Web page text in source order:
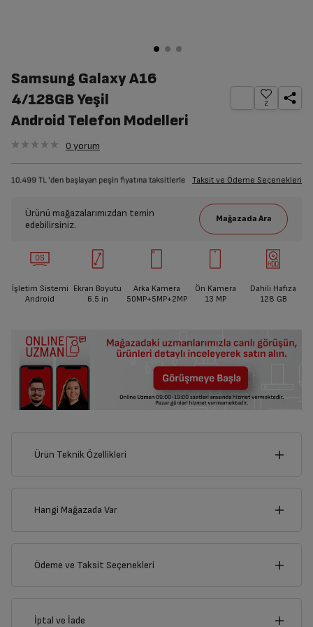
Samsung Galaxy A16
4/128GB Yeşil
Android Telefon Modelleri
2
0 yorum
Taksit ve Ödeme Seçenekleri
Ürünü mağazalarımızdan temin
edebilirsiniz.
İşletim Sistemi
Android
Ekran Boyutu
6.5 in
Arka Kamera
50MP+5MP+2MP
Ön Kamera
13 MP
Dahili Hafıza
128 GB
Ürün Teknik Özellikleri
Hangi Mağazada Var
Ödeme ve Taksit Seçenekleri
İptal ve İade